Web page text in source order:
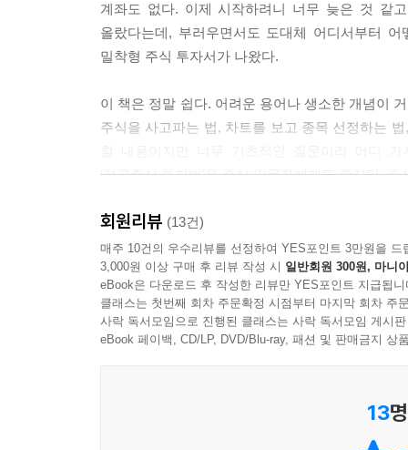
적금주식 방법은 정말 쉽다. 앞서 종목 선정 노하
일 적금 넣듯이 매수한다. 그리고 각 종목에 맞는
수익금을 포함해 다시 적금 넣듯이 매수한다. 이게
--- p.183~184
계좌도 없다. 이제 시작하려니 너무 늦은 것 같
올랐다는데, 부러우면서도 도대체 어디서부터
밀착형 주식 투자서가 나왔다.
이 책은 정말 쉽다. 어려운 용어나 생소한 개념이
주식을 사고파는 법, 차트를 보고 종목 선정하는
‘적금주식 투자법’은 주식 입문자에게도 좋지만,
“무조건 안 쓰고 모으는 게 정답인 줄 알았다”
평범한 두 아이 엄마는 어떻게 슈퍼개미가 되었을
어린나이에 결혼해서 두 아이의 엄마가 된 저자
마련도 할 수 있을 거라 기대했지만, 두 아이를
초현실적인 결혼생활로 생활고에 시달리다 마지
회원리뷰 (13건)
매주 10건의 우수리뷰를 선정하여 YES포인트 3만원을 드
3,000원 이상 구매 후 리뷰 작성 시 일반회원 300원, 마니
eBook은 다운로드 후 작성한 리뷰만 YES포인트 지급됩니
클래스는 첫번째 회차 주문확정 시점부터 마지막 회차 주
사락 독서모임으로 진행된 클래스는 사락 독서모임 게시
eBook 페이백, CD/LP, DVD/Blu-ray, 패션 및 판매금지 상
13